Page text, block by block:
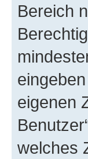
Bereich
eigenen
welches